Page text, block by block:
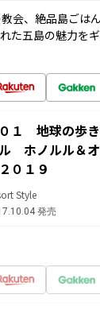
会、絶品島ごは
た五島の魅力を
１ 地球の歩
ホノルル＆
０１９
Style
発売